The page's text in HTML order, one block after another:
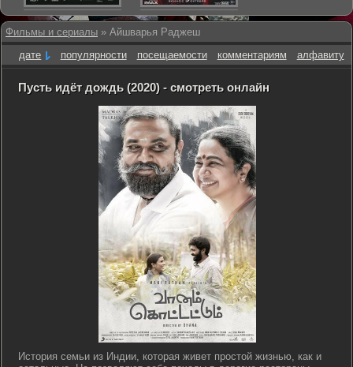
Фильмы и сериалы » Айшварья Раджеш
дате
популярности посещаемости комментариям алфавиту
Пусть идёт дождь (2020) - смотреть онлайн
История семьи из Индии, которая живет простой жизнью, как и